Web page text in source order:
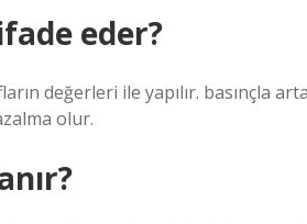
eder?
değerleri ile yapılır. basınçla
olur.